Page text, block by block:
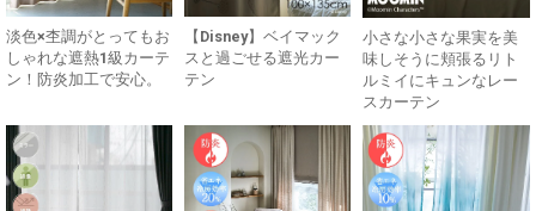
淡色×杢調がとってもお
しゃれな遮熱1級カーテ
ン！防炎加工で安心。
【Disney】ベイマック
スと過ごせる遮光カー
テン
小さな小さな果実を美
味しそうに頬張るリト
ルミイにキュンなレー
スカーテン